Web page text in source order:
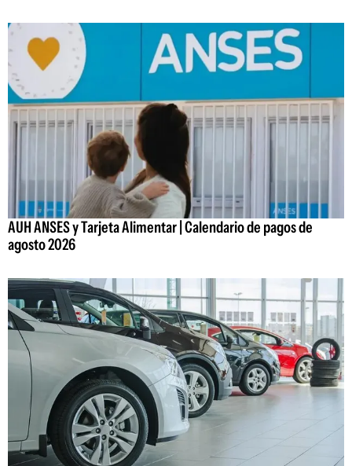
AUH ANSES y Tarjeta Alimentar | Calendario de pagos de
agosto 2026